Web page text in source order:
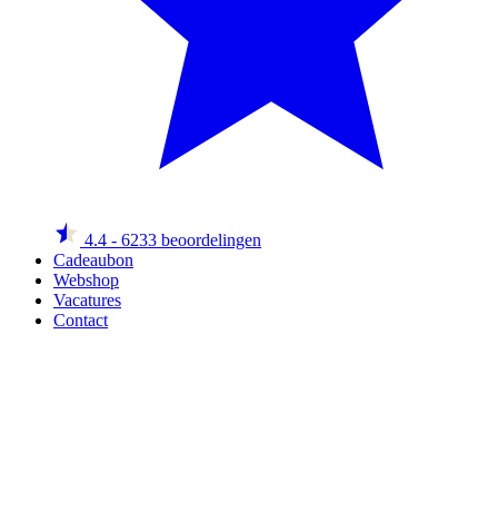
4.4 - 6233 beoordelingen
Cadeaubon
Webshop
Vacatures
Contact